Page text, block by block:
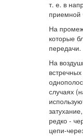
т. е. в
приемной
На
которые
передачи.
На
случаях
редко -
цепи-